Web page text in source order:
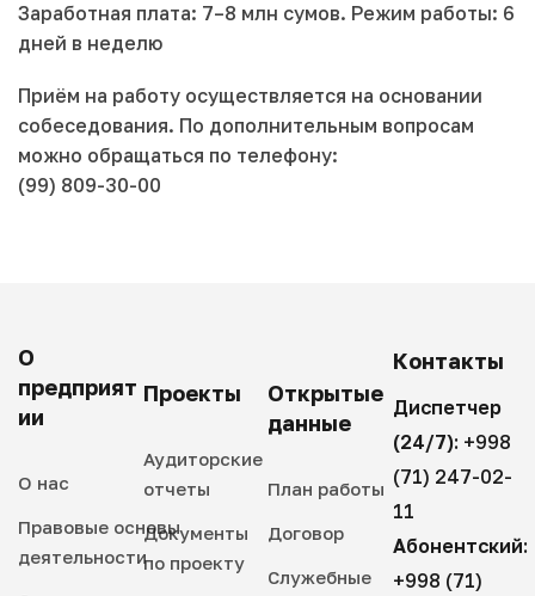
Заработная плата: 7–8 млн сумов. Режим работы: 6
дней в неделю
Приём на работу осуществляется на основании
собеседования. По дополнительным вопросам
можно обращаться по телефону:
(99) 809-30-00
О
предприят
ии
О нас
Правовые основы
деятельности
Проекты
Аудиторские
отчеты
Документы
по проекту
Открытые
данные
План работы
Договор
Служебные
Контакты
Диспетчер
(24/7): +998
(71) 247-02-
11
Абонентский:
+998 (71)